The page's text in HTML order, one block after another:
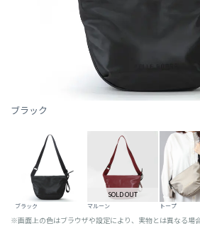
ブラック
ブラック
SOLD OUT
マルーン トープ
※画面上の色はブラウザや設定により、実物とは異なる場